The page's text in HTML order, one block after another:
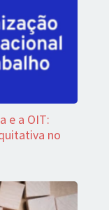
e a OIT:
no